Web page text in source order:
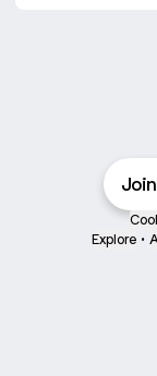
Explore •